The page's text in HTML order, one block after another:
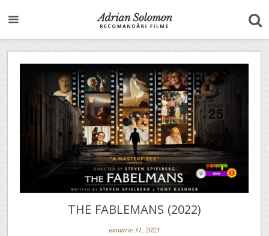
THE FABLEMANS (2022)
ianuarie 31, 2023